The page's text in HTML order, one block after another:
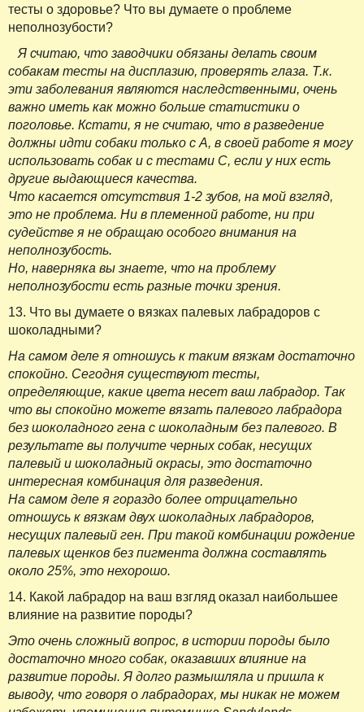
тесты о здоровье? Что вы думаете о проблеме
неполнозубости?
Я считаю, что заводчики обязаны делать своим
собакам тесты на дисплазию, проверять глаза. Т.к.
эти заболевания являются наследственными, очень
важно иметь как можно больше статистики о
поголовье. Кстати, я не считаю, что в разведение
должны идти собаки только с A, в своей работе я могу
использовать собак и с тестами С, если у них есть
другие выдающиеся качества.
Что касается отсутствия 1-2 зубов, на мой взгляд,
это не проблема. Ни в племенной работе, ни при
судействе я не обращаю особого внимания на
неполнозубость.
Но, наверняка вы знаете, что на проблему
неполнозубости есть разные точки зрения.
13. Что вы думаете о вязках палевых лабрадоров с
шоколадными?
На самом деле я отношусь к таким вязкам достаточно
спокойно. Сегодня существуют тесты,
определяющие, какие цвета несет ваш лабрадор. Так
что вы спокойно можете вязать палевого лабрадора
без шоколадного гена с шоколадным без палевого. В
результате вы получите черных собак, несущих
палевый и шоколадный окрасы, это достаточно
интересная комбинация для разведения.
На самом деле я гораздо более отрицательно
отношусь к вязкам двух шоколадных лабрадоров,
несущих палевый ген. При такой комбинации рождение
палевых щенков без пигмента должна составлять
около 25%, это нехорошо.
14. Какой лабрадор на ваш взгляд оказал наибольшее
влияние на развитие породы?
Это очень сложный вопрос, в истории породы было
достаточно много собак, оказавших влияние на
развитие породы. Я долго размышляла и пришла к
выводу, что говоря о лабрадорах, мы никак не можем